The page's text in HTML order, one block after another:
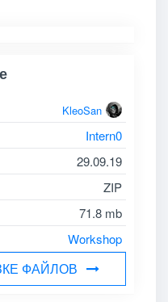
KleoSan
Intern0
29.09.19
ZIP
71.8 mb
Workshop
ФАЙЛОВ